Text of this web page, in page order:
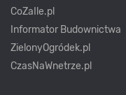
CoZaIle.pl
Informator Budownictwa
ZielonyOgródek.pl
CzasNaWnetrze.pl